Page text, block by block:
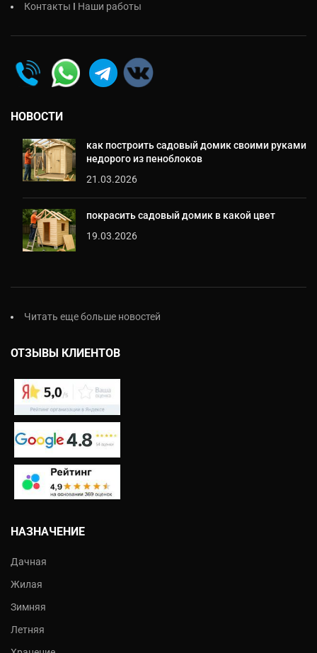
Контакты I Наши работы
НОВОСТИ
как построить садовый домик своими руками
недорого из пеноблоков
21.03.2026
покрасить садовый домик в какой цвет
19.03.2026
Читать еще больше новостей
ОТЗЫВЫ КЛИЕНТОВ
НАЗНАЧЕНИЕ
Дачная
Жилая
Зимняя
Летняя